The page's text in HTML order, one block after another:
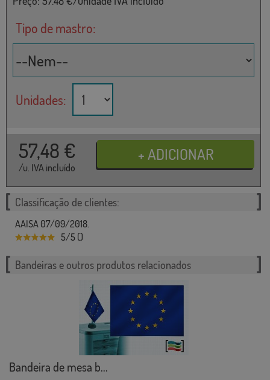
Tipo de mastro:
Unidades:
57,48 €
/u. IVA incluído
Classificação de clientes:
AAISA 07/09/2018.
5/5 ()
Bandeiras e outros produtos relacionados
Bandeira de mesa b...